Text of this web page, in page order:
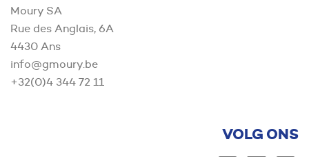
Moury SA
Rue des Anglais, 6A
4430 Ans
info@gmoury.be
+32(0)4 344 72 11
VOLG ONS